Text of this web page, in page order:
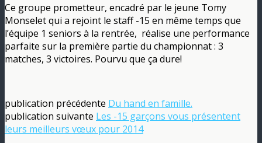
Ce groupe prometteur, encadré par le jeune Tomy
Monselet qui a rejoint le staff -15 en même temps que
l’équipe 1 seniors à la rentrée, réalise une performance
parfaite sur la première partie du championnat : 3
matches, 3 victoires. Pourvu que ça dure!
publication précédente Du hand en famille.
publication suivante Les -15 garçons vous présentent
leurs meilleurs vœux pour 2014